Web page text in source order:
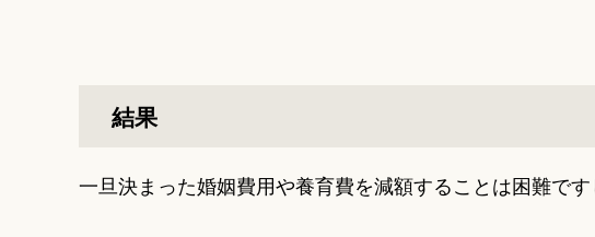
結果
一旦決まった婚姻費用や養育費を減額することは困難で